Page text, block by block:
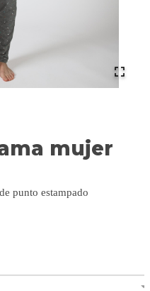
mujer
punto estampado